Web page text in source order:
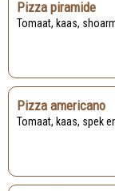
Pizza piramide
Tomaat, kaas,
Pizza americano
Tomaat, kaas, spek